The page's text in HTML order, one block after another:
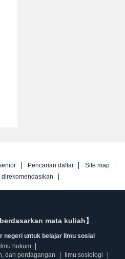
Pencarian daftar
Site map
mata kuliah】
negeri untuk belajar Ilmu sosial
hukum
dan perdagangan
Ilmu sosiologi